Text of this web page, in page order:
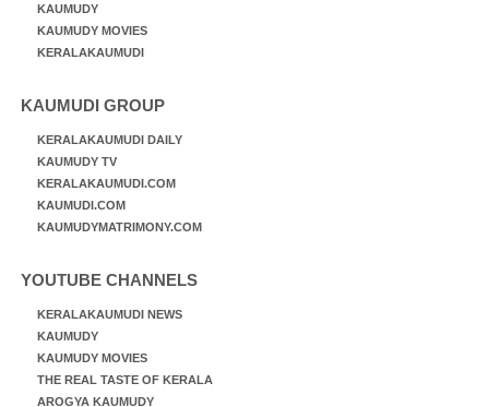
KAUMUDY
KAUMUDY MOVIES
KERALAKAUMUDI
KAUMUDI GROUP
KERALAKAUMUDI DAILY
KAUMUDY TV
KERALAKAUMUDI.COM
KAUMUDI.COM
KAUMUDYMATRIMONY.COM
YOUTUBE CHANNELS
KERALAKAUMUDI NEWS
KAUMUDY
KAUMUDY MOVIES
THE REAL TASTE OF KERALA
AROGYA KAUMUDY